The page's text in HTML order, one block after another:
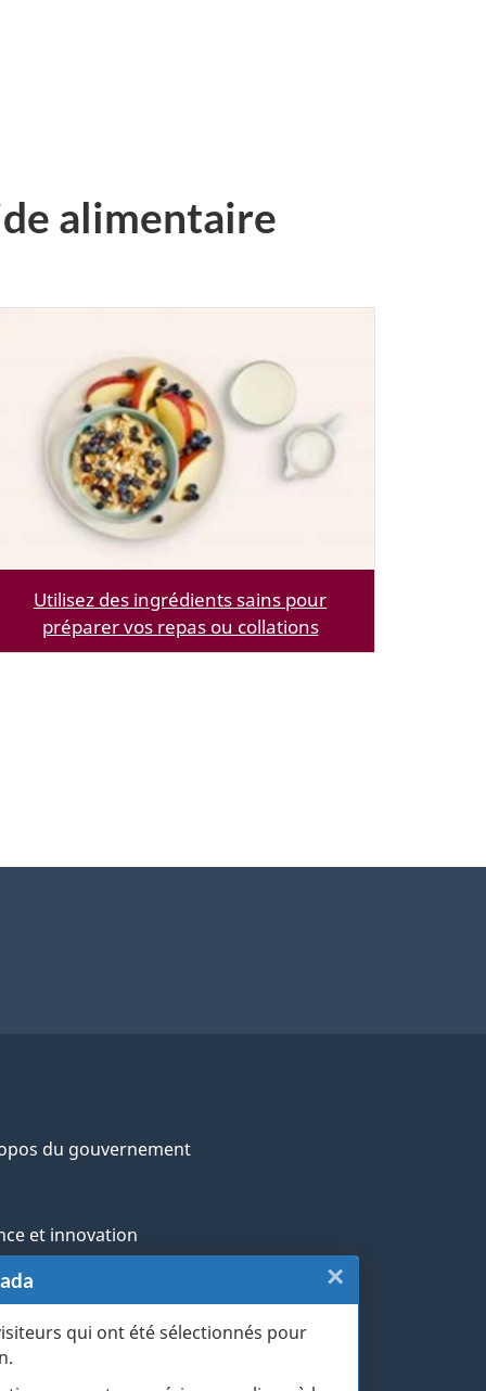
qui ont été sélectionnés pour
×
alimentaire
Utilisez des ingrédients sains pour
préparer vos repas ou collations
du gouvernement
et innovation
et militaires